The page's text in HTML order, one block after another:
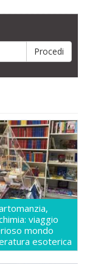
viaggio
mondo
esoterica